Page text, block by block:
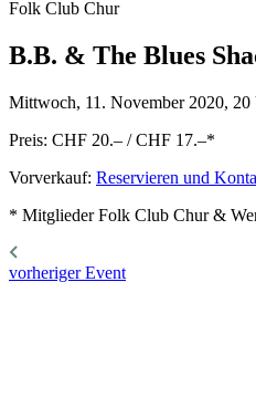
Folk Club Chur
B.B. & The Blues
Mittwoch, 11. November 2020, 20
Preis: CHF 20.– / CHF 17.–*
Vorverkauf: Reservieren und
* Mitglieder Folk Club Chur &
vorheriger Event